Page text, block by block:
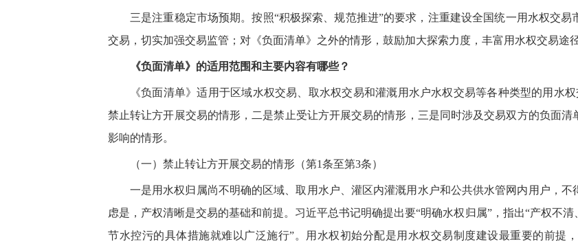
三是注重稳定市场预期。按照“积极探索、规范推进”的要求，注重建设全国统一用水权交
交易，切实加强交易监管；对《负面清单》之外的情形，鼓励加大探索力度，丰富用水权交易途
《负面清单》的适用范围和主要内容有哪些？
《负面清单》适用于区域水权交易、取水权交易和灌溉用水户水权交易等各种类型的用水
禁止转让方开展交易的情形，二是禁止受让方开展交易的情形，三是同时涉及交易双方的负面
影响的情形。
（一）禁止转让方开展交易的情形（第1条至第3条）
一是用水权归属尚不明确的区域、取用水户、灌区内灌溉用水户和公共供水管网内用户，
虑是，产权清晰是交易的基础和前提。习近平总书记明确提出要“明确水权归属”，指出“产权不
节水控污的具体措施就难以广泛施行”。用水权初始分配是用水权交易制度建设最重要的前提